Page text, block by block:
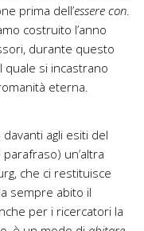
prima dell’essere con.
costruito l’anno
durante questo
quale si incastrano
eterna.
agli esiti del
un’altra
che ci restituisce
sempre abito il
per i ricercatori la